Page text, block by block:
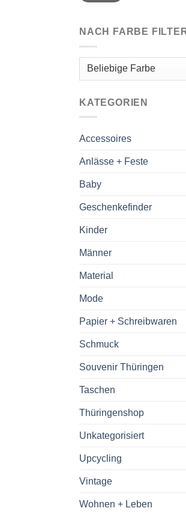
NACH FARBE
KATEGORIEN
Accessoires
Anlässe + Feste
Baby
Geschenkefinder
Kinder
Männer
Material
Mode
Papier + Schreibwaren
Schmuck
Souvenir Thüringen
Taschen
Thüringenshop
Unkategorisiert
Upcycling
Vintage
Wohnen + Leben